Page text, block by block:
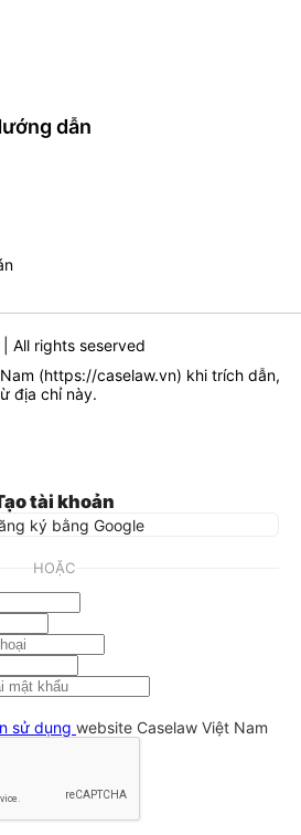
dẫn
All rights seserved
(https://caselaw.vn) khi trích dẫn,
địa chỉ này.
tài khoản
ký bằng Google
HOẶC
sử dụng website Caselaw Việt Nam